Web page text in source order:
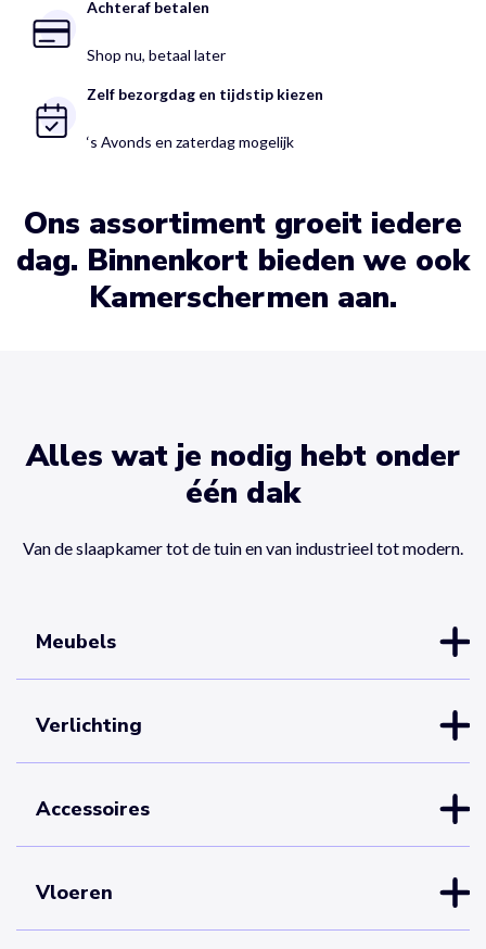
Achteraf betalen
Shop nu, betaal later
Zelf bezorgdag en tijdstip kiezen
‘s Avonds en zaterdag mogelijk
Ons assortiment groeit iedere
dag. Binnenkort bieden we ook
Kamerschermen aan.
Alles wat je nodig hebt onder
één dak
Van de slaapkamer tot de tuin en van industrieel tot modern.
Meubels
Verlichting
Accessoires
Vloeren